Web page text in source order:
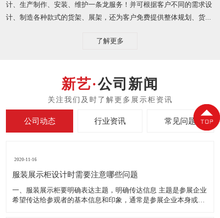
计、生产制作、安装、维护一条龙服务！并可根据客户不同的需求设
计、制造各种款式的货架、展架，还为客户免费提供整体规划、货...
了解更多
公司新闻
公司动态 行业资讯 常见问题
2020-11-16
服装展示柜设计时需要注意哪些问题
一、服装展示柜要明确表达主题，明确传达信息 主题是参展企业
希望传达给参观者的基本信息和印象，通常是参展企业本身或产